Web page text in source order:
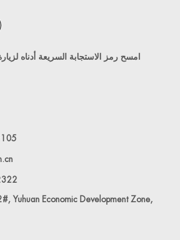
امسح رمز الاستجابة السريعة أدناه
Yuhuan Economic Development Zone,